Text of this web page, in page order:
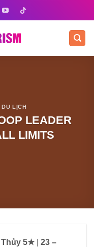
LỊCH
LEADER
LIMITS
Thủy 5★| 23 –